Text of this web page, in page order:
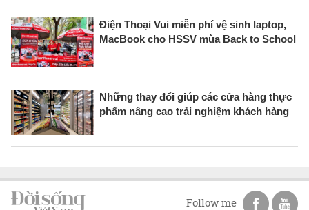
Điện Thoại Vui miễn phí vệ sinh laptop,
MacBook cho HSSV mùa Back to School
Những thay đổi giúp các cửa hàng thực
phẩm nâng cao trải nghiệm khách hàng
Follow me